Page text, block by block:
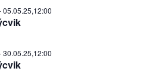
05.05.25,12:00
30.05.25,12:00